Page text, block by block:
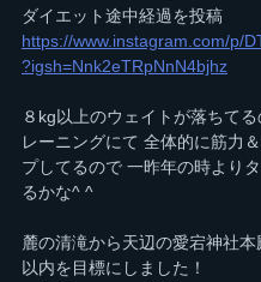
ダイエット途中経過を投稿
https://www.instagram.com/p/
?igsh=Nnk2eTRpNnN4bjhz
８kg以上のウェイトが落ちてる
レーニングにて 全体的に筋力
プしてるので 一昨年の時より
るかな^ ^
麓の清滝から天辺の愛宕神社本
以内を目標にしました！